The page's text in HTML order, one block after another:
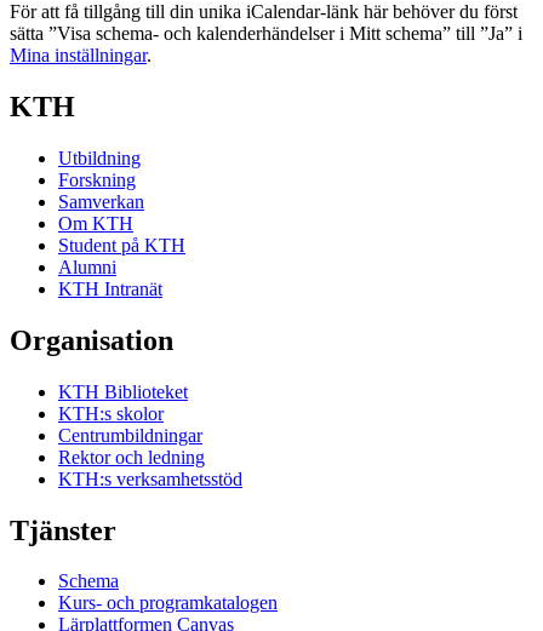
För att få tillgång till din unika iCalendar-länk här behöver du först
sätta ”Visa schema- och kalenderhändelser i Mitt schema” till ”Ja” i
Mina inställningar.
KTH
Utbildning
Forskning
Samverkan
Om KTH
Student på KTH
Alumni
KTH Intranät
Organisation
KTH Biblioteket
KTH:s skolor
Centrumbildningar
Rektor och ledning
KTH:s verksamhetsstöd
Tjänster
Schema
Kurs- och programkatalogen
Lärplattformen Canvas